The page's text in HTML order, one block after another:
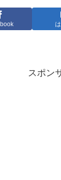
スポン